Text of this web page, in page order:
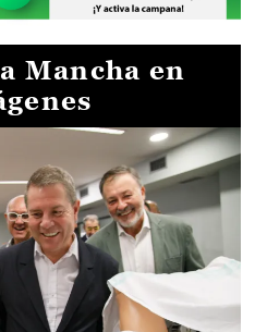
Mancha en